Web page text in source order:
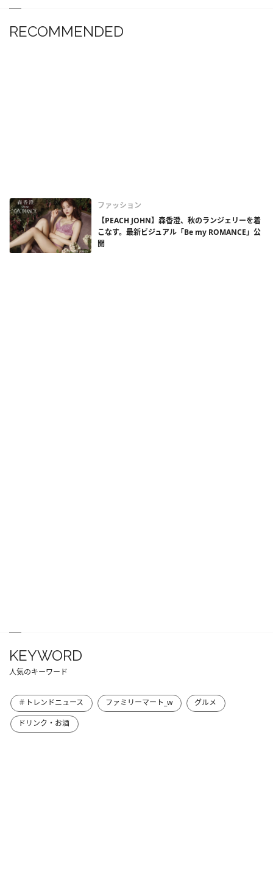
RECOMMENDED
ファッション
【PEACH JOHN】森香澄、秋のランジェリーを着
こなす。最新ビジュアル「Be my ROMANCE」公
開
KEYWORD
人気のキーワード
＃トレンドニュース ファミリーマート_w
グルメ
ドリンク・お酒